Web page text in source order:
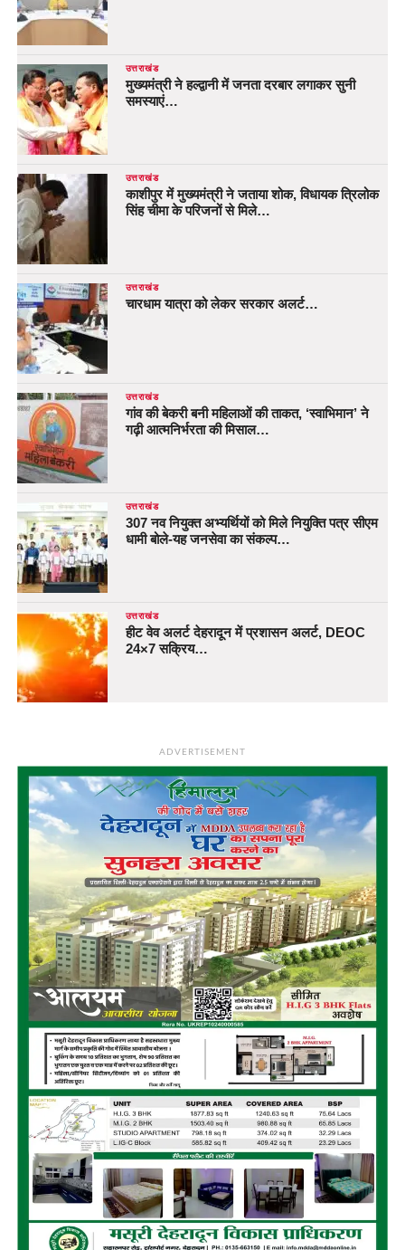
उत्तराखंड
मुख्यमंत्री ने हल्द्वानी में जनता दरबार लगाकर सुनी
समस्याएं…
उत्तराखंड
काशीपुर में मुख्यमंत्री ने जताया शोक, विधायक त्रिलोक
सिंह चीमा के परिजनों से मिले…
उत्तराखंड
चारधाम यात्रा को लेकर सरकार अलर्ट…
उत्तराखंड
गांव की बेकरी बनी महिलाओं की ताकत, ‘स्वाभिमान’ ने
गढ़ी आत्मनिर्भरता की मिसाल…
उत्तराखंड
307 नव नियुक्त अभ्यर्थियों को मिले नियुक्ति पत्र सीएम
धामी बोले-यह जनसेवा का संकल्प…
उत्तराखंड
हीट वेव अलर्ट देहरादून में प्रशासन अलर्ट, DEOC
24×7 सक्रिय…
ADVERTISEMENT